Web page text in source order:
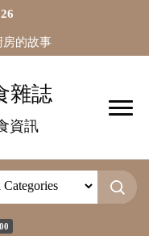
房的故事
雜誌
資訊